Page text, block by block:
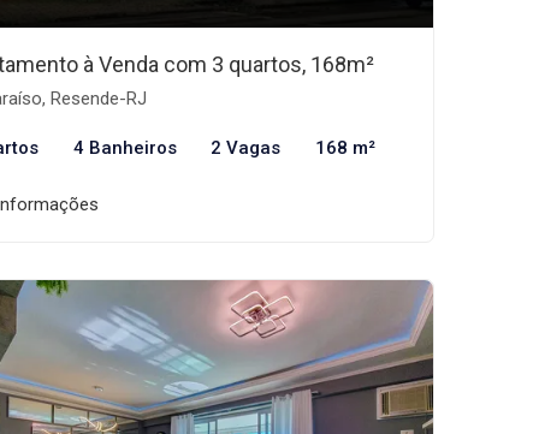
à Venda com 3 quartos, 168m²
Resende-RJ
4 Banheiros 2 Vagas 168 m²